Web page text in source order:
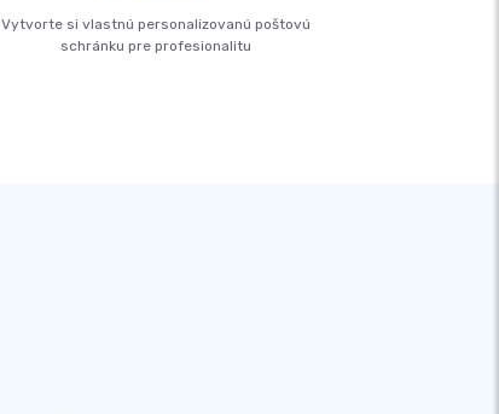
Vytvorte si vlastnú personalizovanú poštovú
schránku pre profesionalitu